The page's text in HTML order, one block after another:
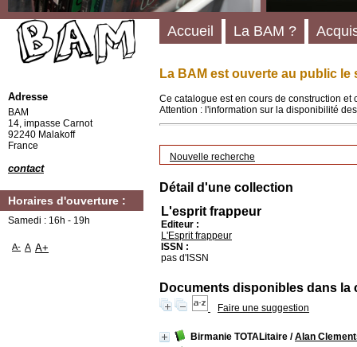
La BAM est ouverte au public le
Ce catalogue est en cours de construction
Attention : l'information sur la disponibilité
Nouvelle recherche
Détail d'une collection
L'esprit frappeur
Editeur :
L'Esprit frappeur
ISSN :
pas d'ISSN
Documents disponibles dans la
Faire une suggestion
Birmanie TOTALitaire /Alan
Accueil La BAM ?
Adresse
BAM
14, impasse Carnot
92240 Malakoff
France
contact
Horaires d'ouverture :
Samedi : 16h - 19h
A- A A+